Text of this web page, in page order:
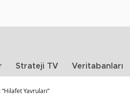
Strateji TV Veritabanları
Yavruları”